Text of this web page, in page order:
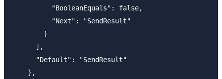
          "BooleanEquals": false,
          "Next": "SendResult"
        }
      ],
      "Default": "SendResult"
    },